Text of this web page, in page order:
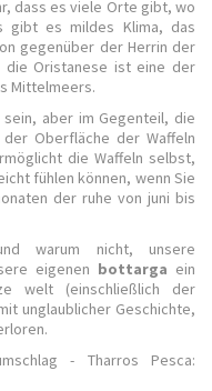
dass es viele Orte gibt, wo
gibt es mildes Klima, das
gegenüber der Herrin der
die Oristanese ist eine der
Mittelmeers.
aber im Gegenteil, die
Oberfläche der Waffeln
die Waffeln selbst,
fühlen können, wenn Sie
der ruhe von juni bis
warum nicht, unsere
eigenen bottarga ein
welt (einschließlich der
unglaublicher Geschichte,
- Tharros Pesca: